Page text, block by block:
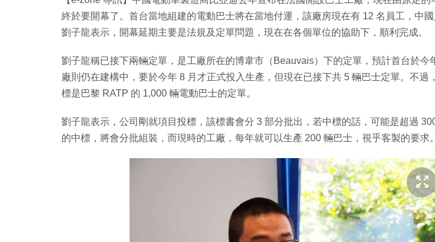
終於要開幕了。首台當地組建的電動巴士將在當地付運，該廠房現在有 12 名員工，中
劉子龍表示，開幕延期主要是法規及定單問題，現在在各個單位的協助下，順利完成。
劉子龍稱已接下兩輛定單，是工廠所在的博韋市（Beauvais）下的定單，預計首台於今
廠則仍在建構中，要於今年 8 月才正式投入生產，但現在已接下共 5 輛巴士定單。不過
標是巴黎 RATP 的 1,000 輛電動巴士的定單。
劉子龍表示，公司剛就項目投標，該標書會分 3 部分批出，若中標的話，可能是超過
的中標，將會分批組裝，而現時的工廠，每年就可以生產 200 輛巴士，視乎客製的要求。